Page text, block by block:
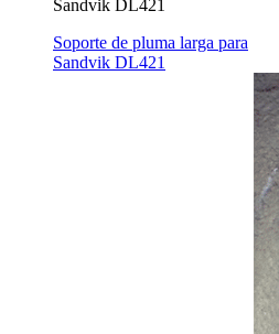
Sandvik DL421
Soporte de pluma larga para
Sandvik DL421